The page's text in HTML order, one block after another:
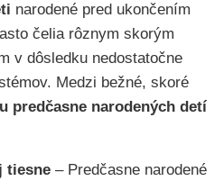
narodené pred ukončením
čelia rôznym skorým
v dôsledku nedostatočne
Medzi bežné, skoré
predčasne narodených detí
tiesne – Predčasne narodené